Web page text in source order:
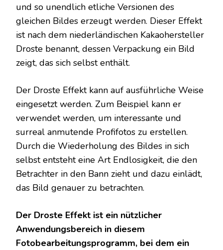
und so unendlich etliche Versionen des
gleichen Bildes erzeugt werden. Dieser Effekt
ist nach dem niederländischen Kakaohersteller
Droste benannt, dessen Verpackung ein Bild
zeigt, das sich selbst enthält.
Der Droste Effekt kann auf ausführliche Weise
eingesetzt werden. Zum Beispiel kann er
verwendet werden, um interessante und
surreal anmutende Profifotos zu erstellen.
Durch die Wiederholung des Bildes in sich
selbst entsteht eine Art Endlosigkeit, die den
Betrachter in den Bann zieht und dazu einlädt,
das Bild genauer zu betrachten.
Der Droste Effekt ist ein nützlicher
Anwendungsbereich in diesem
Fotobearbeitungsprogramm, bei dem ein